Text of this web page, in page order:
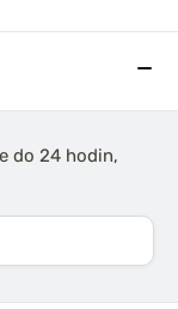
do 24 hodin,